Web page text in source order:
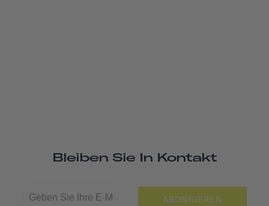
Bleiben Sie In Kontakt
ABONNIEREN